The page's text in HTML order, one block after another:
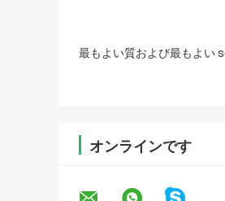
最もよい質および最もよい
オンラインです